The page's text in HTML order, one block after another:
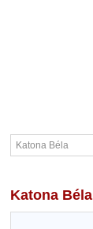
Katona Béla